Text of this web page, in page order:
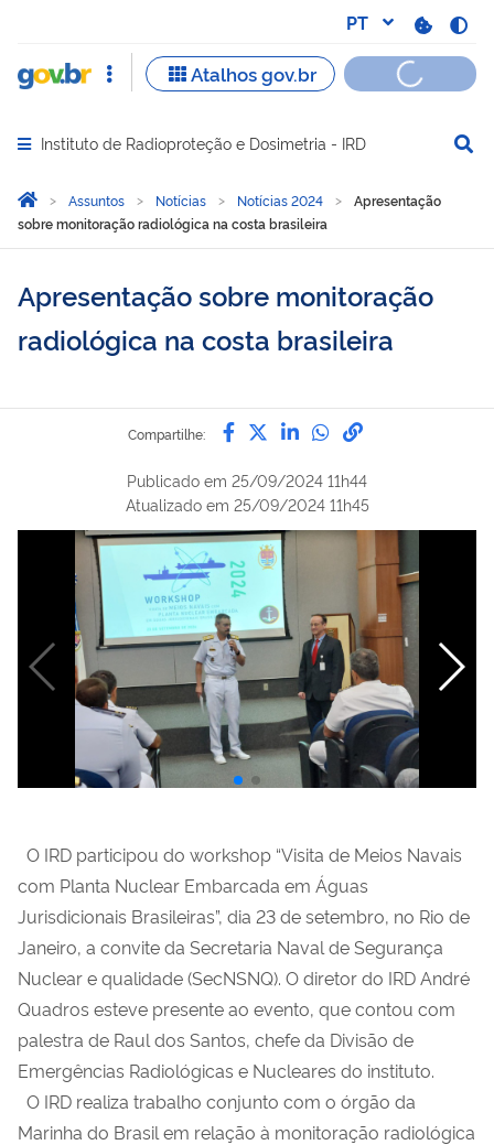
Abrir menu principal de navegação
Instituto de Radioproteção e Dosimetria - IRD
Você está aqui:
Página Inicial
Assuntos Notícias Notícias 2024
Apresentação
sobre monitoração radiológica na costa brasileira
Apresentação sobre monitoração
radiológica na costa brasileira
Compartilhe: Compartilhe por Facebook
Compartilhe por Twitter
Compartilhe por
Compartilhe
link para
Publicado em 25/09/2024 11h44
Atualizado em 25/09/2024 11h45
O IRD participou do workshop “Visita de Meios Navais
com Planta Nuclear Embarcada em Águas
Jurisdicionais Brasileiras”, dia 23 de setembro, no Rio de
Janeiro, a convite da Secretaria Naval de Segurança
Nuclear e qualidade (SecNSNQ). O diretor do IRD André
Quadros esteve presente ao evento, que contou com
palestra de Raul dos Santos, chefe da Divisão de
Emergências Radiológicas e Nucleares do instituto.
O IRD realiza trabalho conjunto com o órgão da
Marinha do Brasil em relação à monitoração radiológica